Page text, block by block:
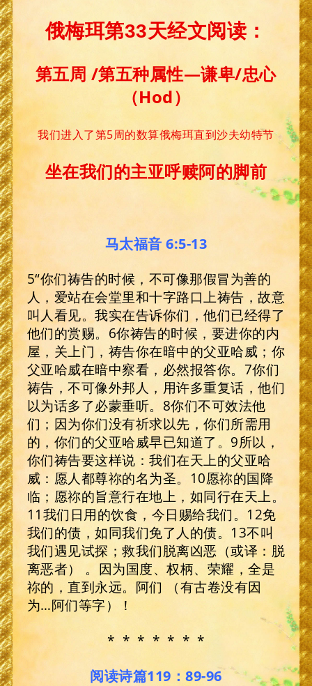
俄梅珥第33天经文阅读：
第五周 /第五种属性—谦卑/忠心
（Hod）
我们进入了第5周的数算俄梅珥直到沙夫幼特节
坐在我们的主亚呼赎阿的脚前
马太福音 6:5-13
5“你们祷告的时候，不可像那假冒为善的
人，爱站在会堂里和十字路口上祷告，故意
叫人看见。我实在告诉你们，他们已经得了
他们的赏赐。6你祷告的时候，要进你的内
屋，关上门，祷告你在暗中的父亚哈威；你
父亚哈威在暗中察看，必然报答你。7你们
祷告，不可像外邦人，用许多重复话，他们
以为话多了必蒙垂听。8你们不可效法他
们；因为你们没有祈求以先，你们所需用
的，你们的父亚哈威早已知道了。9所以，
你们祷告要这样说：我们在天上的父亚哈
威：愿人都尊祢的名为圣。10愿祢的国降
临；愿祢的旨意行在地上，如同行在天上。
11我们日用的饮食，今日赐给我们。12免
我们的债，如同我们免了人的债。13不叫
我们遇见试探；救我们脱离凶恶（或译：脱
离恶者） 。因为国度、权柄、荣耀，全是
祢的，直到永远。阿们 （有古卷没有因
为…阿们等字）！
* * * * * * *
阅读诗篇119：89-96